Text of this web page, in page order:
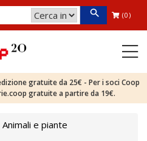
(0)
gratuite da 25€ - Per i soci Coop
gratuite a partire da 19€.
Animali e piante